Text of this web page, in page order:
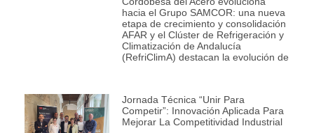
hacia el Grupo SAMCOR: una nueva
etapa de crecimiento y consolidación
AFAR y el Clúster de Refrigeración y
Climatización de Andalucía
(RefriClimA) destacan la evolución de
Jornada Técnica “Unir Para
Competir”: Innovación Aplicada Para
Mejorar La Competitividad Industrial